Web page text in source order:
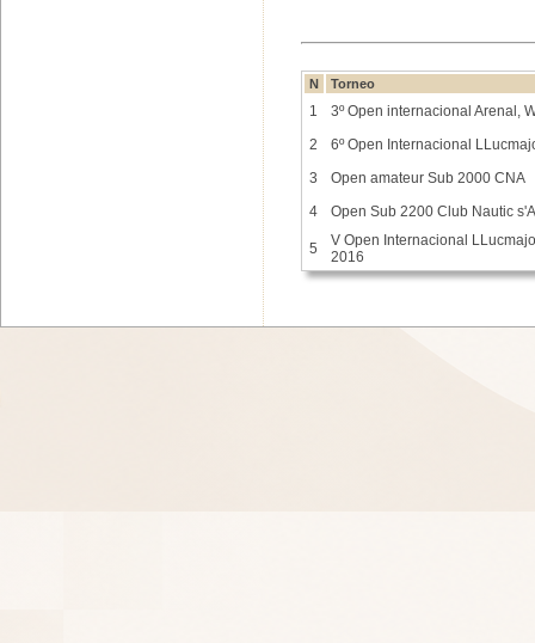
N Torneo
1
3º Open internacional Arenal,
2
6º Open Internacional
3
Open amateur Sub 2000 CNA
4
Open Sub 2200 Club Nautic
5
V Open Internacional
2016